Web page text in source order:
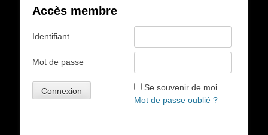
Accès membre
Identifiant
Mot de passe
Se souvenir de moi
Mot de passe oublié ?